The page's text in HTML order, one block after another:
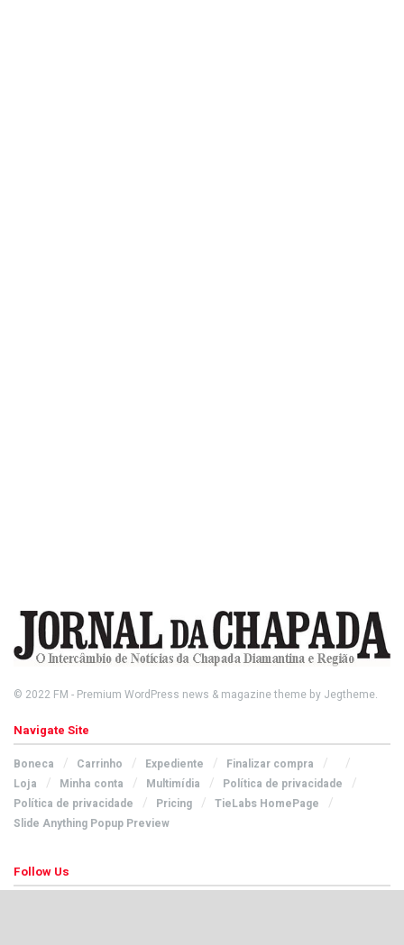
© 2022 FM - Premium WordPress news & magazine theme by Jegtheme.
Navigate Site
Boneca Carrinho Expediente
Finalizar compra
Loja
Minha conta Multimídia
Política de privacidade
Política de privacidade
Pricing
TieLabs HomePage
Slide Anything Popup Preview
Follow Us